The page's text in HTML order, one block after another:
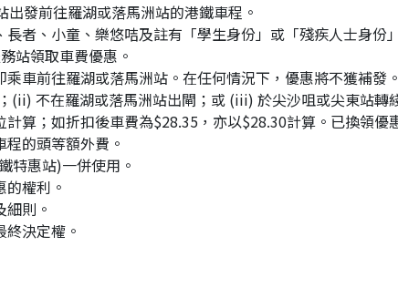
發前往羅湖或落馬洲站的港鐵車程。
者、小童、樂悠咭及註有「學生身份」或「殘疾人士身份
站領取車費優惠。
車前往羅湖或落馬洲站。在任何情況下，優惠將不獲補發
(ii) 不在羅湖或落馬洲站出閘；或 (iii) 於尖沙咀或尖東站轉
算；如折扣後車費為$28.35，亦以$28.30計算。已換領優
的頭等額外費。
特惠站)一併使用。
權利。
則。
決定權。